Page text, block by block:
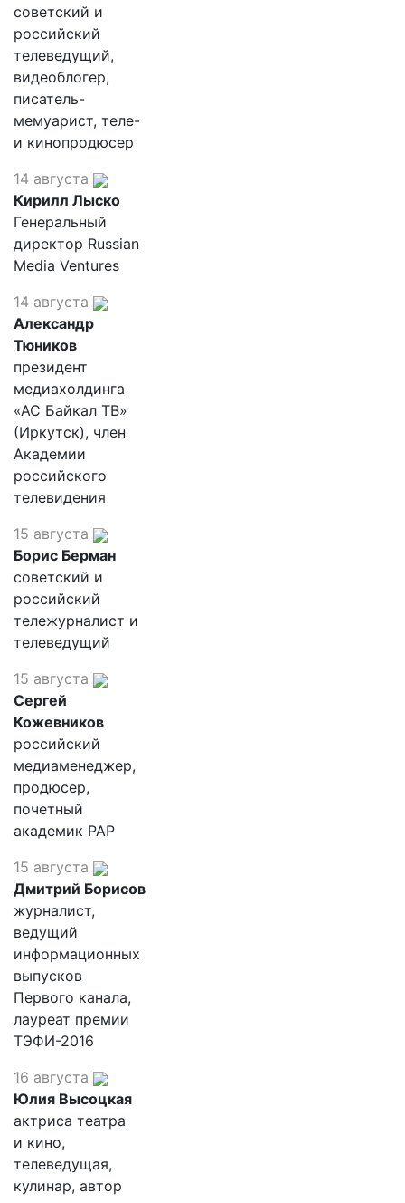
советский и
российский
телеведущий,
видеоблогер,
писатель-
мемуарист, теле-
и кинопродюсер
14 августа
Кирилл Лыско
Генеральный
директор Russian
Media Ventures
14 августа
Александр
Тюников
президент
медиахолдинга
«АС Байкал ТВ»
(Иркутск), член
Академии
российского
телевидения
15 августа
Борис Берман
советский и
российский
тележурналист и
телеведущий
15 августа
Сергей
Кожевников
российский
медиаменеджер,
продюсер,
почетный
академик РАР
15 августа
Дмитрий Борисов
журналист,
ведущий
информационных
выпусков
Первого канала,
лауреат премии
ТЭФИ-2016
16 августа
Юлия Высоцкая
актриса театра
и кино,
телеведущая,
кулинар, автор